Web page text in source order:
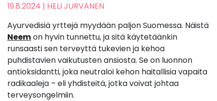
19.8.2024 | HELI JURVANEN
Ayurvedisiä yrttejä myydään paljon Suomessa. Näistä
Neemon hyvin tunnettu, ja sitä käytetäänkin
runsaasti sen terveyttä tukevien ja kehoa
puhdistavien vaikutusten ansiosta. Se on luonnon
antioksidantti, joka neutraloi kehon haitallisia vapaita
radikaaleja – eli yhdisteitä, jotka voivat johtaa
terveysongelmiin.